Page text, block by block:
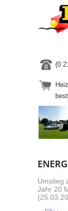
(0
Umstieg
Jahr 20